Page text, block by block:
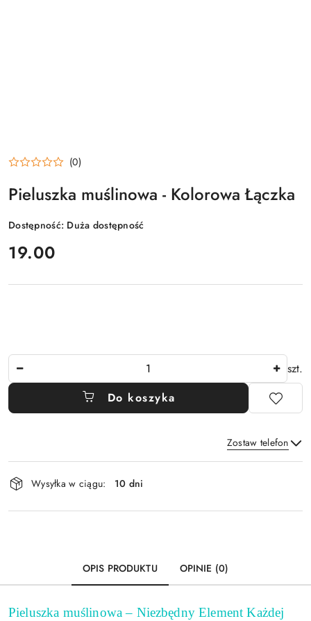
(0)
Pieluszka muślinowa - Kolorowa Łączka
Dostępność: Duża dostępność
cena:
19.00
szt.
Do koszyka
Zostaw telefon
Dostępność
i
dostawa
Wysyłka w ciągu: 10 dni
OPIS PRODUKTU OPINIE (0)
Pieluszka muślinowa – Niezbędny Element Każdej